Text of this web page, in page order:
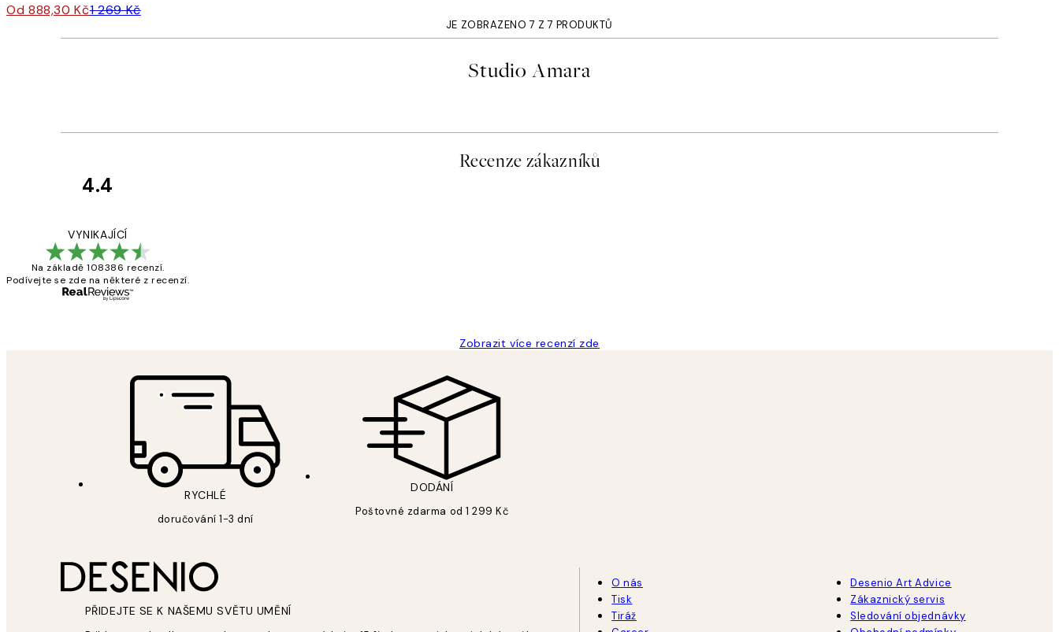
Od 888,30 Kč1 269 Kč
JE ZOBRAZENO 7 Z 7 PRODUKTŮ
Studio Amara
Recenze zákazníků
4.4
VYNIKAJÍCÍ
Na základě 108386 recenzí.
Podívejte se zde na některé z recenzí.
Zobrazit více recenzí zde
RYCHLÉ
doručování 1-3 dní
DODÁNÍ
Poštovné zdarma od 1 299 Kč
PŘIDEJTE SE K NAŠEMU SVĚTU UMĚNÍ
O nás
Tisk
Tiráž
Desenio Art Advice
Zákaznický servis
Sledování objednávky